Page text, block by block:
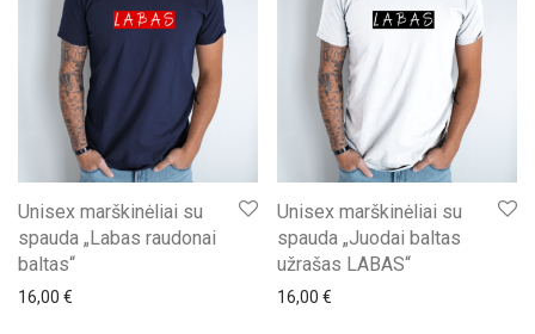
Unisex marškinėliai su
spauda „Labas raudonai
baltas“
16,00 €
Unisex marškinėliai su
spauda „Juodai baltas
užrašas LABAS“
16,00 €